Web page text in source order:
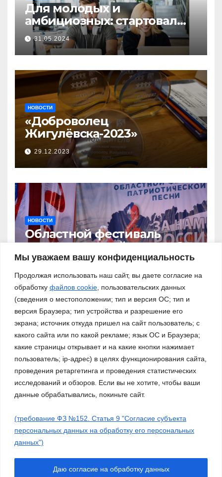
Мы уважаем вашу конфиденциальность
Продолжая использовать наш сайт, вы даете согласие на
обработку файлов cookie , пользовательских данных
(сведения о местоположении; тип и версия ОС; тип и
версия Браузера; тип устройства и разрешение его
экрана; источник откуда пришел на сайт пользователь; с
какого сайта или по какой рекламе; язык ОС и Браузера;
какие страницы открывает и на какие кнопки нажимает
пользователь; ip-адрес) в целях функционирования сайта,
проведения ретаргетинга и проведения статистических
исследований и обзоров. Если вы не хотите, чтобы ваши
данные обрабатывались, покиньте сайт.
(требование ФЗ №152. Статья 9 "Согласие субъекта
персональных данных на обработку его персональных
данных")
Даю согласие на обработку данных
Для молодых и
амбициозных: стартовал
прием заявок на участие в
бизнес-акселераторе «Ты
предприниматель»
31.05.2024
НОВОСТИ
«Доброволец
Жигулёвска-2023»
29.12.2023
НОВОСТИ
Областной фестиваль
патриотической песни «За
нами – Россия!»
Сайт работает на WordPress|Тема: Newsup, авторThemeansar
Молодежные объединения Нормативные документы